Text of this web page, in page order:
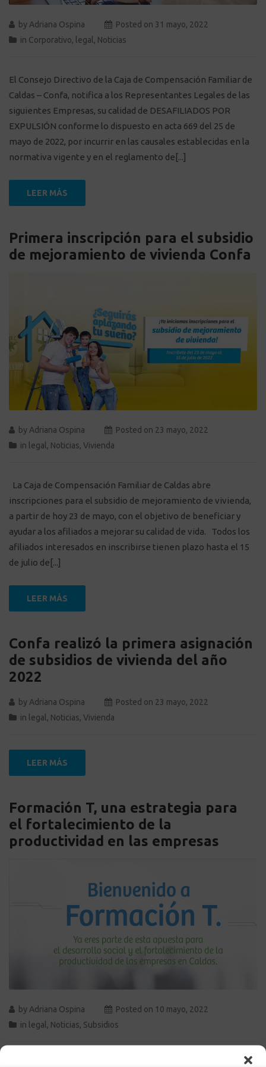
by Adriana Ospina Posted on 31 mayo, 2022
in Corporativo, legal , Noticias
El Consejo Directivo de la Caja de Compensación Familiar de
Caldas – Confa, notifica a los Representantes Legales de las
siguientes Empresas, su calidad de DESAFILIADOS POR
EXPULSIÓN conforme lo dispuesto en acta 669 del 25 de
mayo de 2022, por incurrir en las causales establecidas en la
normativa vigente y en el reglamento de[...]
LEER MÁS
Primera inscripción para el subsidio
de mejoramiento de vivienda Confa
by Adriana Ospina Posted on 23 mayo, 2022
in legal , Noticias, Vivienda
La Caja de Compensación Familiar de Caldas abre
inscripciones para el subsidio de mejoramiento de vivienda,
a partir de hoy 23 de mayo, con el objetivo de beneficiar y
ayudar a los afiliados a mejorar su calidad de vida. Todos los
afiliados interesados en inscribirse tienen plazo hasta el 15
de julio de[...]
LEER MÁS
Confa realizó la primera asignación
de subsidios de vivienda del año
2022
by Adriana Ospina Posted on 23 mayo, 2022
in legal , Noticias, Vivienda
LEER MÁS
Formación T, una estrategia para
el fortalecimiento de la
productividad en las empresas
by Adriana Ospina Posted on 10 mayo, 2022
in legal , Noticias, Subsidios